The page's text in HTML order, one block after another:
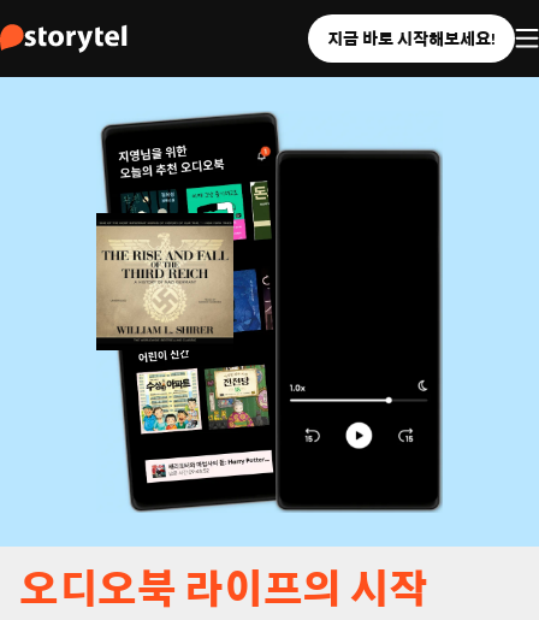
지금 바로 시작해보세요!
오디오북 라이프의 시작